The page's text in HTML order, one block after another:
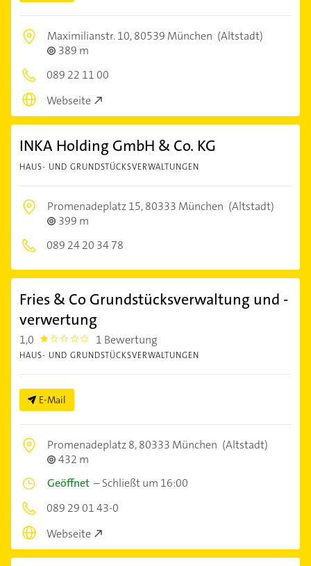
Maximilianstr. 10,80539 München (Altstadt)
389 m
089 22 11 00
Webseite
INKA Holding GmbH & Co. KG
HAUS- UND GRUNDSTÜCKSVERWALTUNGEN
Promenadeplatz 15,80333 München (Altstadt)
399 m
089 24 20 34 78
Fries & Co Grundstücksverwaltung und -
verwertung
1,0 1.0 1 Bewertung
HAUS- UND GRUNDSTÜCKSVERWALTUNGEN
E-Mail
Promenadeplatz 8,80333 München (Altstadt)
432 m
Geöffnet –Schließt um 16:00
089 29 01 43-0
Webseite